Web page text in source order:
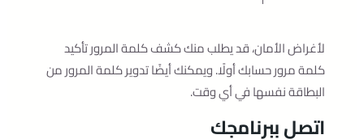
لأغراض الأمان، قد يطلب منك كشف كلمة المرور تأكيد
كلمة مرور حسابك أولًا. ويمكنك أيضًا تدوير كلمة المرور من
البطاقة نفسها في أي وقت.
اتصل ببرنامجك